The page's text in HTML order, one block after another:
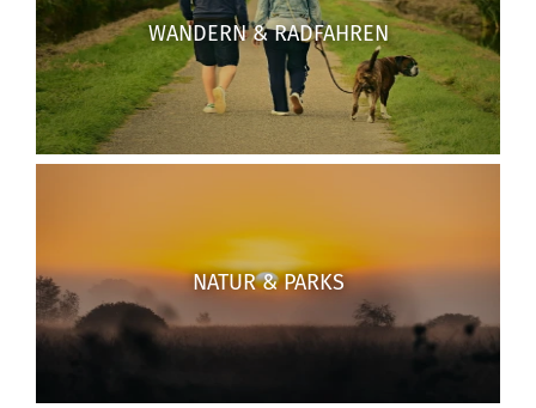
WANDERN & RADFAHREN
NATUR & PARKS